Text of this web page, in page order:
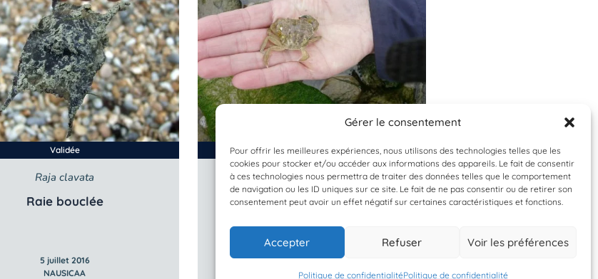
Gérer le consentement
Pour offrir les meilleures expériences, nous utilisons des technologies telles que les
cookies pour stocker et/ou accéder aux informations des appareils. Le fait de consentir
à ces technologies nous permettra de traiter des données telles que le comportement
de navigation ou les ID uniques sur ce site. Le fait de ne pas consentir ou de retirer son
consentement peut avoir un effet négatif sur certaines caractéristiques et fonctions.
Accepter Refuser Voir les préférences
Politique de confidentialitéPolitique de confidentialité
Validée
Raja clavata
Raie bouclée
5 juillet 2016
NAUSICAA
Validée
Carcinus maenas
Crabe vert
5 juillet 2016
NAUSICAA
Validée
Nucella lapillus
Pourpre petite